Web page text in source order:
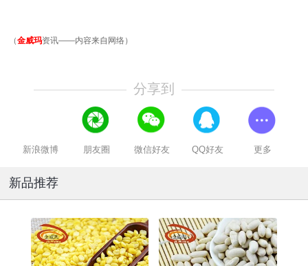
（金威玛资讯——内容来自网络）
分享到
新浪微博 朋友圈 微信好友 QQ好友 更多
新品推荐